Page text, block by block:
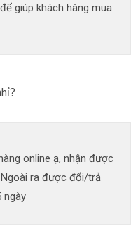
giúp khách hàng mua
online ạ, nhận được
ra được đổi/trả
ngày